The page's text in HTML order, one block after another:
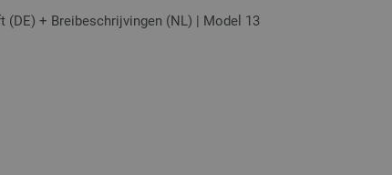
(DE) + Breibeschrijvingen (NL) | Model 13